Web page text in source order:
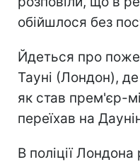
обійшлося без
Йдеться про
Тауні (Лондон),
як став прем'єр-
переїхав на
В поліції